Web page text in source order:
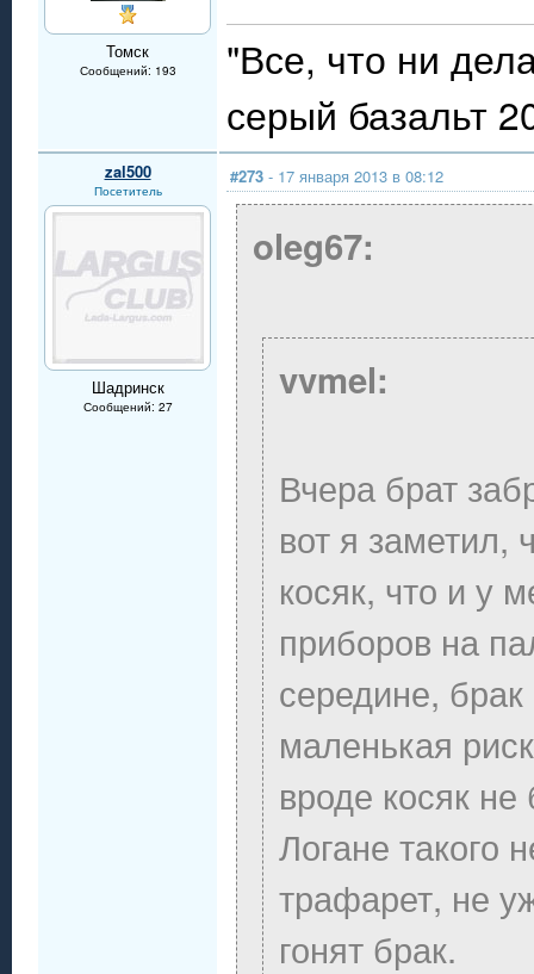
Томск
Сообщений: 193
"Все, что ни
серый базальт
zal500
Посетитель
Шадринск
Сообщений: 27
#273 - 17 января 2013 в 08:12
oleg67:
vvmel:
Вчера брат
вот я заметил,
косяк, что и у
приборов на
середине,
маленькая
вроде косяк
Логане такого
трафарет, не
гонят брак.